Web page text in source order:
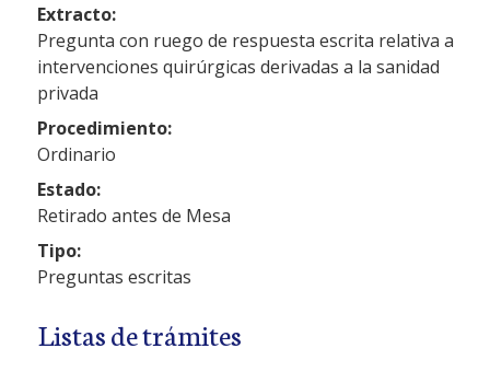
Extracto:
Pregunta con ruego de respuesta escrita relativa a
intervenciones quirúrgicas derivadas a la sanidad
privada
Procedimiento:
Ordinario
Estado:
Retirado antes de Mesa
Tipo:
Preguntas escritas
Listas de trámites